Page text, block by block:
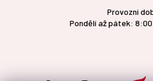
Provozní
Pondělí až pátek: 8:00